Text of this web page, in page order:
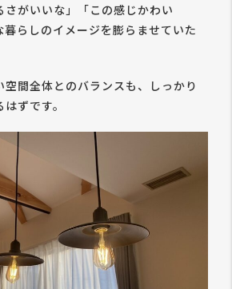
さがいいな」「この感じかわい
暮らしのイメージを膨らませていた
空間全体とのバランスも、しっかり
ずです。